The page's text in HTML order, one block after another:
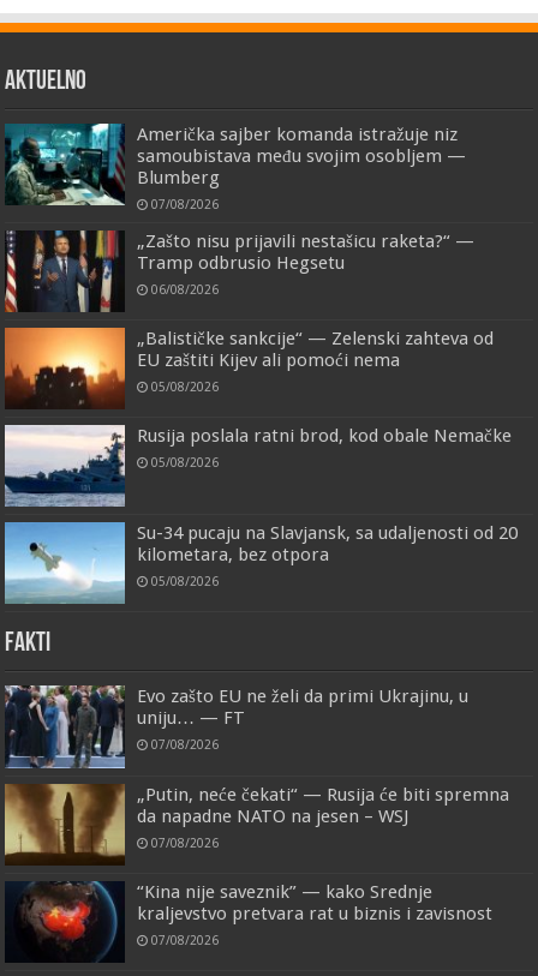
AKTUELNO
Američka sajber komanda istražuje niz
samoubistava među svojim osobljem —
Blumberg
07/08/2026
„Zašto nisu prijavili nestašicu raketa?“ —
Tramp odbrusio Hegsetu
06/08/2026
„Balističke sankcije“ — Zelenski zahteva od
EU zaštiti Kijev ali pomoći nema
05/08/2026
Rusija poslala ratni brod, kod obale Nemačke
05/08/2026
Su-34 pucaju na Slavjansk, sa udaljenosti od 20
kilometara, bez otpora
05/08/2026
FAKTI
Evo zašto EU ne želi da primi Ukrajinu, u
uniju… — FT
07/08/2026
„Putin, neće čekati“ — Rusija će biti spremna
da napadne NATO na jesen – WSJ
07/08/2026
“Kina nije saveznik” — kako Srednje
kraljevstvo pretvara rat u biznis i zavisnost
07/08/2026